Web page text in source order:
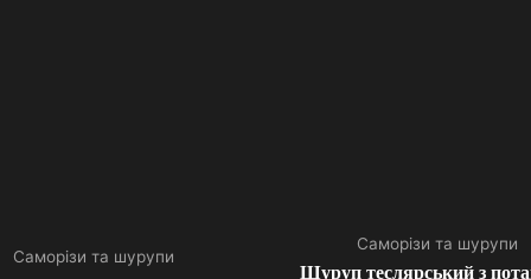
Саморізи та шурупи
Саморізи та шурупи
Шуруп теслярський з